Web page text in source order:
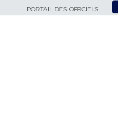
PORTAIL DES OFFICIELS